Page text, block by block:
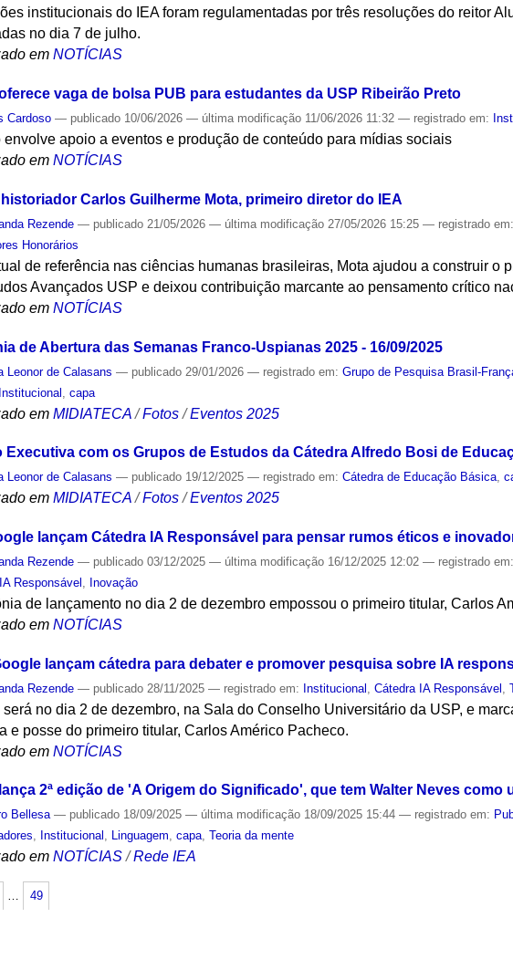
institucionais do IEA foram regulamentadas por três resoluções do reitor
no dia 7 de julho.
em NOTÍCIAS
oferece vaga de bolsa PUB para estudantes da USP Ribeirão Preto
Cardoso — publicado 10/06/2026— última modificação 11/06/2026 11:32— registrado em:
envolve apoio a eventos e produção de conteúdo para mídias sociais
em NOTÍCIAS
historiador Carlos Guilherme Mota, primeiro diretor do IEA
Rezende — publicado 21/05/2026— última modificação 27/05/2026 15:25— registrado em:
Honorários
de referência nas ciências humanas brasileiras, Mota ajudou a construir o
Avançados USP e deixou contribuição marcante ao pensamento crítico
em NOTÍCIAS
de Abertura das Semanas Franco-Uspianas 2025 - 16/09/2025
Leonor de Calasans — publicado 29/01/2026— registrado em:Grupo de Pesquisa Brasil-
Institucional ,capa
em MIDIATECA /Fotos /Eventos 2025
Executiva com os Grupos de Estudos da Cátedra Alfredo Bosi de
Leonor de Calasans — publicado 19/12/2025— registrado em:Cátedra de Educação Básica,
em MIDIATECA /Fotos /Eventos 2025
lançam Cátedra IA Responsável para pensar rumos éticos e
Rezende — publicado 03/12/2025— última modificação 16/12/2025 12:02— registrado em:
Responsável
Inovação
de lançamento no dia 2 de dezembro empossou o primeiro titular, Carlos
em NOTÍCIAS
lançam cátedra para debater e promover pesquisa sobre IA
Rezende — publicado 28/11/2025— registrado em: Institucional ,Cátedra IA Responsável ,
será no dia 2 de dezembro, na Sala do Conselho Universitário da USP, e
e posse do primeiro titular, Carlos Américo Pacheco.
em NOTÍCIAS
2ª edição de 'A Origem do Significado', que tem Walter Neves como
Bellesa — publicado 18/09/2025— última modificação 18/09/2025 15:44— registrado em:
, Institucional , Linguagem,capa,Teoria da mente
em NOTÍCIAS /Rede IEA
49